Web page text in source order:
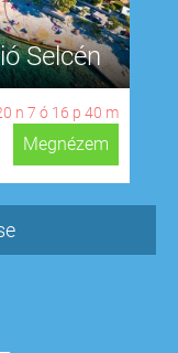
Selcén
n 7 ó 16 p 39 m
Megnézem